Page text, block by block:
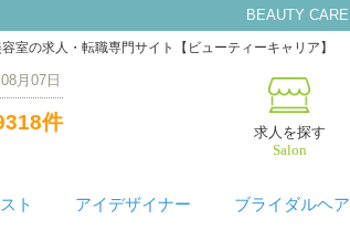
BEAUTY
の求人・転職専門サイト【ビューティーキャリア】
07日
件 求人を探す
Salon
ト アイデザイナー ブライダルヘ